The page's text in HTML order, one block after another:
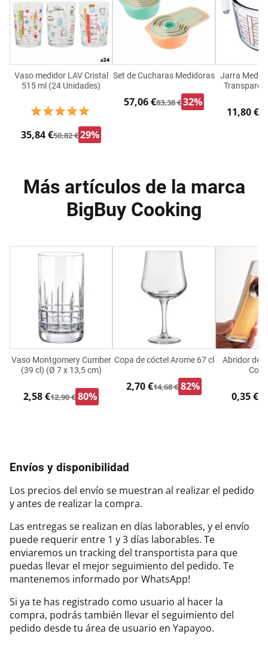
Vaso medidor LAV Cristal
515 ml (24 Unidades)
35,84 €50,82 €29%
Set de Cucharas Medidoras
57,06 €83,38 €32%
Jarra
11,80 €
Más artículos de la marca
BigBuy Cooking
Vaso Montgomery Cumber
(39 cl) (Ø 7 x 13,5 cm)
2,58 €12,90 € 80%
Copa de cóctel Arome 67 cl
2,70 €14,68 € 82%
Abridor de
0,35 €
Envíos y disponibilidad
Los precios del envío se muestran al realizar el pedido
y antes de realizar la compra.
Las entregas se realizan en días laborables, y el envío
puede requerir entre 1 y 3 días laborables. Te
enviaremos un tracking del transportista para que
puedas llevar el mejor seguimiento del pedido. Te
mantenemos informado por WhatsApp!
Si ya te has registrado como usuario al hacer la
compra, podrás también llevar el seguimiento del
pedido desde tu área de usuario en Yapayoo.